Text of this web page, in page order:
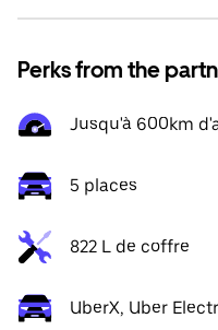
Perks from the
Jusqu'à 600km
5 places
822 L de coffre
UberX, Uber